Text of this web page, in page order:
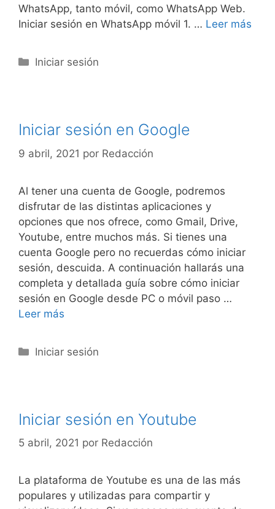
WhatsApp, tanto móvil, como WhatsApp Web.
Iniciar sesión en WhatsApp móvil 1. … Leer más
Categorías
Iniciar sesión
Iniciar sesión en Google
9 abril, 2021 por Redacción
Al tener una cuenta de Google, podremos
disfrutar de las distintas aplicaciones y
opciones que nos ofrece, como Gmail, Drive,
Youtube, entre muchos más. Si tienes una
cuenta Google pero no recuerdas cómo iniciar
sesión, descuida. A continuación hallarás una
completa y detallada guía sobre cómo iniciar
sesión en Google desde PC o móvil paso …
Leer más
Categorías
Iniciar sesión
Iniciar sesión en Youtube
5 abril, 2021 por Redacción
La plataforma de Youtube es una de las más
populares y utilizadas para compartir y